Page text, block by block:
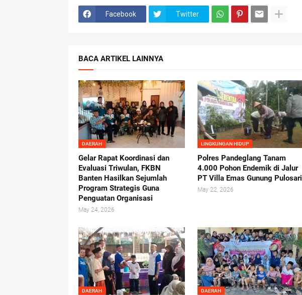
Facebook Twitter
BACA ARTIKEL LAINNYA
DAERAH
Gelar Rapat Koordinasi dan
Evaluasi Triwulan, FKBN
Banten Hasilkan Sejumlah
Program Strategis Guna
Penguatan Organisasi
May 24, 2026
LINGKUNGAN HIDUP
Polres Pandeglang Tanam
4.000 Pohon Endemik di Jalur
PT Villa Emas Gunung Pulosari
May 22, 2026
DAERAH DAERAH